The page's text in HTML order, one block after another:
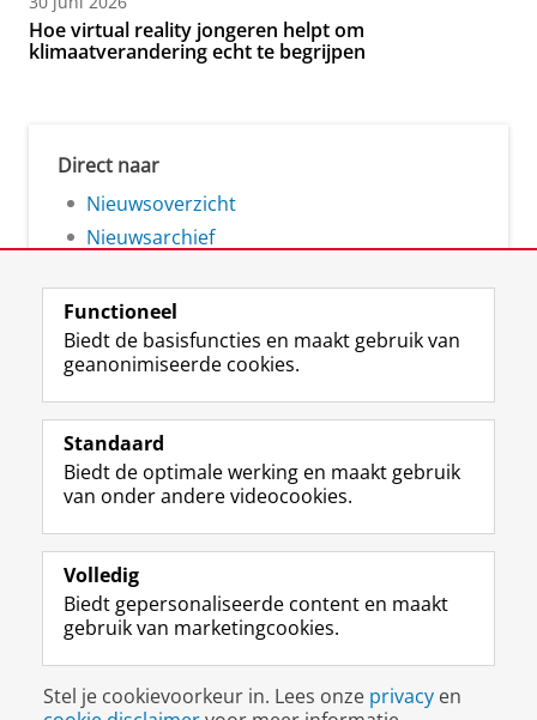
Hoe virtual reality jongeren helpt om
klimaatverandering echt te begrijpen
Direct naar
Nieuwsoverzicht
Nieuwsarchief
Volg de RUG
F
a
e
b
o
p
a
i
n
L
i
k
e
I
-
p
g
i
R
S
-
f
e
R
k
s
I
n
t
r
m
c
c
Y
o
T
e
k
a
a
Studiekiezers
Alumni
Over ons
Disclaimer & Copyright
Inloggen
Functioneel
Biedt de basisfuncties en maakt gebruik van
geanonimiseerde cookies.
Standaard
Biedt de optimale werking en maakt gebruik
van onder andere videocookies.
Volledig
Biedt gepersonaliseerde content en maakt
gebruik van marketingcookies.
Stel je cookievoorkeur in. Lees onze privacy en